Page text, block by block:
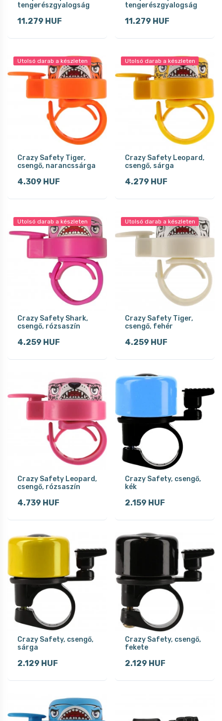
tengerészgyalogság
11.279 HUF
tengerészgyalogság
11.279 HUF
Utolsó darab a készleten
Crazy Safety Tiger,
csengő, narancssárga
4.309 HUF
Utolsó darab a készleten
Crazy Safety Leopard,
csengő, sárga
4.279 HUF
Utolsó darab a készleten
Crazy Safety Shark,
csengő, rózsaszín
4.259 HUF
Utolsó darab a készleten
Crazy Safety Tiger,
csengő, fehér
4.259 HUF
Crazy Safety Leopard,
csengő, rózsaszín
4.739 HUF
Crazy Safety, csengő,
kék
2.159 HUF
Crazy Safety, csengő,
sárga
2.129 HUF
Crazy Safety, csengő,
fekete
2.129 HUF